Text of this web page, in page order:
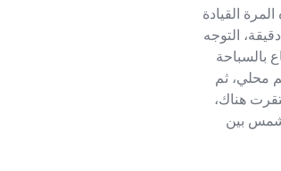
القيادة
ستكون مع رمال الصحراء وإطلالة على المحيط الهندي لمدة 40 دقيقة، التوجه
بالسباحة
محلي، ثم
هناك،
بين